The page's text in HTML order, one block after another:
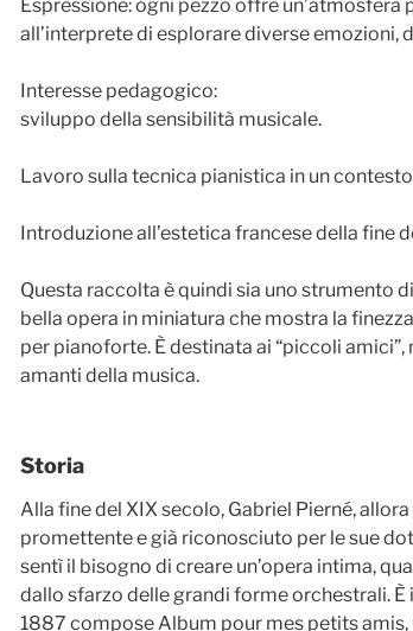
Espressione: ogni pezzo offre
all’interprete di esplorare diverse emozioni,
Interesse pedagogico:
sviluppo della sensibilità musicale.
Lavoro sulla tecnica pianistica in un
Introduzione all’estetica francese della fine
Questa raccolta è quindi sia uno strumento
bella opera in miniatura che mostra la
per pianoforte. È destinata ai “piccoli amici”,
amanti della musica.
Storia
Alla fine del XIX secolo, Gabriel Pierné,
promettente e già riconosciuto per le sue
sentì il bisogno di creare un’opera intima,
dallo sfarzo delle grandi forme orchestrali. È
1887 compose Album pour mes petits amis,